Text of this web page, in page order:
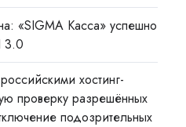
«SIGMA Касса» успешно
3.0
хостинг-
проверку разрешённых
подозрительных